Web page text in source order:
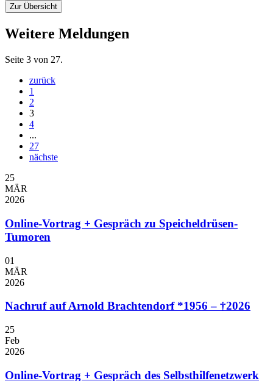
Zur Übersicht
Weitere Meldungen
Seite 3 von 27.
zurück
1
2
3
4
...
27
nächste
25
MÄR
2026
Online-Vortrag + Gespräch zu Speicheldrüsen-
Tumoren
01
MÄR
2026
Nachruf auf Arnold Brachtendorf *1956 – †2026
25
Feb
2026
Online-Vortrag + Gespräch des Selbsthilfenetzwerk